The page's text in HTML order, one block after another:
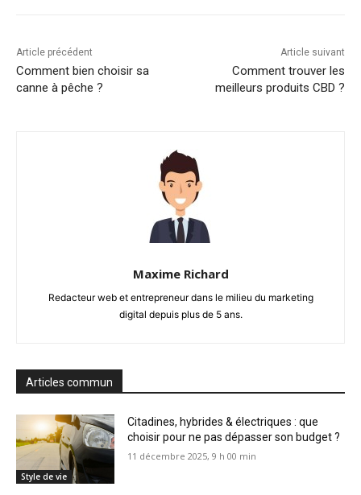
Article précédent
Comment bien choisir sa
canne à pêche ?
Article suivant
Comment trouver les
meilleurs produits CBD ?
Maxime Richard
Redacteur web et entrepreneur dans le milieu du marketing
digital depuis plus de 5 ans.
Articles commun
Style de vie
Citadines, hybrides & électriques : que
choisir pour ne pas dépasser son budget ?
11 décembre 2025, 9 h 00 min